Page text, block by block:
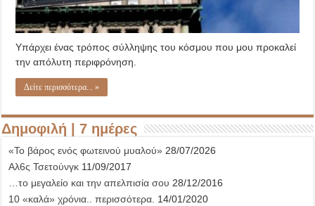
Υπάρχει ένας τρόπος σύλληψης του κόσμου που μου προκαλεί
την απόλυτη περιφρόνηση.
Δείτε περισσότερα... »
Δημοφιλή | 7 ημέρες
«Το βάρος ενός φωτεινού μυαλού» 28/07/2026
Αλ6ς Τσετούνγκ 11/09/2017
…το μεγαλείο και την απελπισία σου 28/12/2016
10 «καλά» χρόνια.. περισσότερα. 14/01/2020